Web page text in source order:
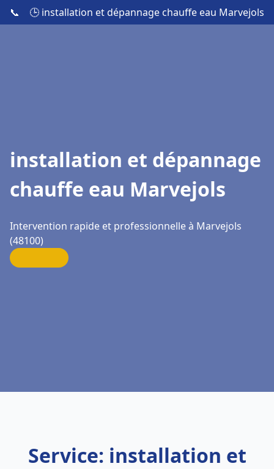
📞 🕒 installation et dépannage chauffe eau Marvejols
installation et dépannage
chauffe eau Marvejols
Intervention rapide et professionnelle à Marvejols
(48100)
Service: installation et